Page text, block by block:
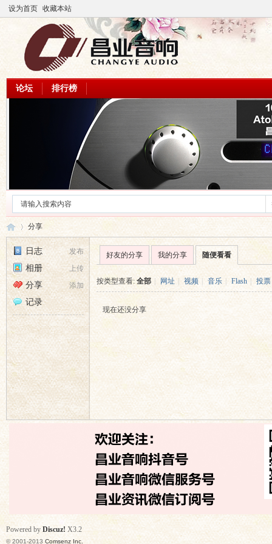
设为首页 收藏本站
论坛 排行榜
昌
业
音
›
分享
发布
日志
上传
相册
添加
分享
记录
好友的分享 我的分享 随便看看
按类型查看:全部 网址 视频 音乐 Flash 投票
现在还没分享
Powered by Discuz! X3.2
© 2001-2013Comsenz Inc.